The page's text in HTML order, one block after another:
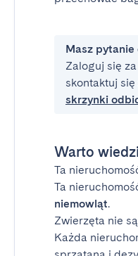
Masz
Zaloguj się
skontaktuj
skrzynki
Warto
Ta
Ta
niemowląt.
Zwierzęta nie są
Każda